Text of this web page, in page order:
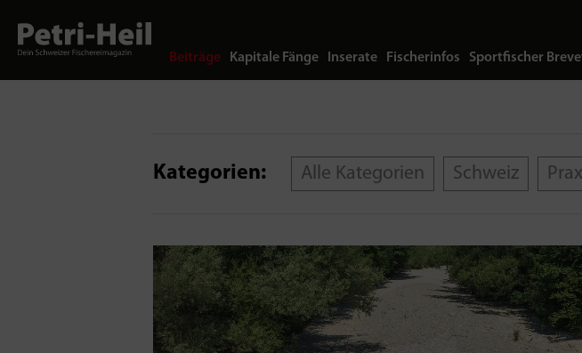
Beiträge Kapitale Fänge Inserate Fischerinfos Sportfischer
Kategorien: Alle Kategorien Schweiz